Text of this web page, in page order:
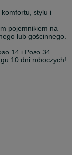
komfortu, stylu i
pojemnikiem na
lub gościnnego.
14 i Poso 34
10 dni roboczych!
foteli i pufy